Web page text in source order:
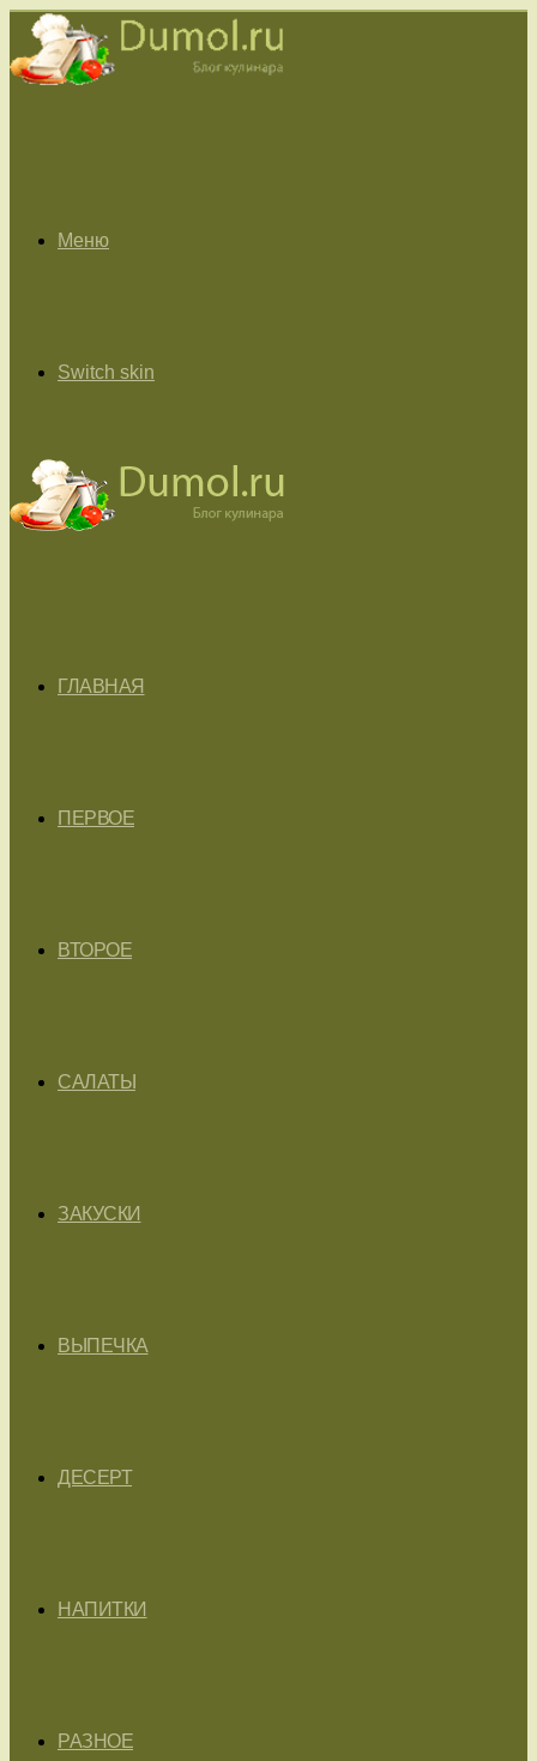
Меню
Switch skin
ГЛАВНАЯ
ПЕРВОЕ
ВТОРОЕ
САЛАТЫ
ЗАКУСКИ
ВЫПЕЧКА
ДЕСЕРТ
НАПИТКИ
РАЗНОЕ